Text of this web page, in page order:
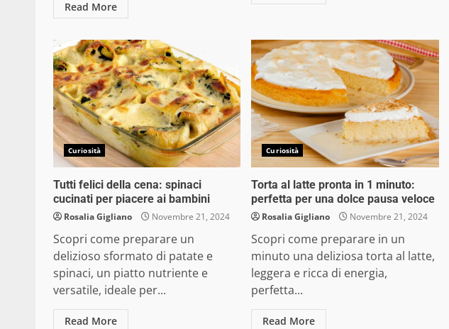
Read More
Curiosità
Tutti felici della cena: spinaci
cucinati per piacere ai bambini
Rosalia Gigliano Novembre 21, 2024
Scopri come preparare un
delizioso sformato di patate e
spinaci, un piatto nutriente e
versatile, ideale per...
Read More
Curiosità
Torta al latte pronta in 1 minuto:
perfetta per una dolce pausa veloce
Rosalia Gigliano Novembre 21, 2024
Scopri come preparare in un
minuto una deliziosa torta al latte,
leggera e ricca di energia,
perfetta...
Read More